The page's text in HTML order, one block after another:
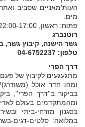
העות'מאניים שסביב
מים.
פתוח: ראשון, 22:00-17:00, שני-שבת, 22:00-12:00.
רוטנברג
גשר הישנה, קיבוץ גשר,
טלפון: 04-6752237
דרך הפרי
מתגעגעים לקיבוץ של
ומהו חדר אוכל
בביקור ב''דרך הפרי'',
ומהמתקדמים בעולם
בסגנון מזרחי-ביתי
במלואה: סלטים-דגים-